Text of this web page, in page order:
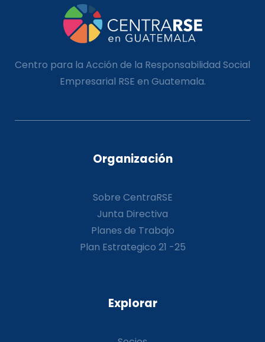
Centro para la Acción de la Responsabilidad Social
Empresarial RSE en Guatemala.
Organización
Sobre CentraRSE
Junta Directiva
Planes de Trabajo
Plan Estrategico 21 -25
Explorar